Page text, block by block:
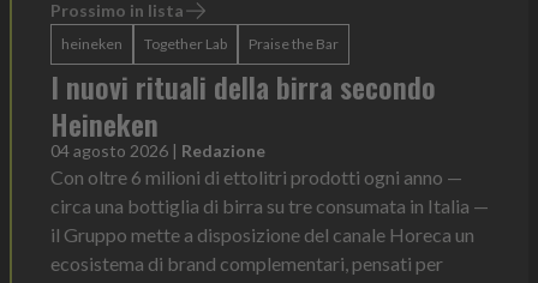
Prossimo in lista
heineken Together Lab Praise the Bar
I nuovi rituali della birra secondo
Heineken
04 agosto 2026 | Redazione
Con oltre 6 milioni di ettolitri prodotti ogni anno —
circa una bottiglia di birra su tre consumata in Italia —
il Gruppo mette a disposizione del canale Horeca un
ecosistema di brand complementari, pensati per